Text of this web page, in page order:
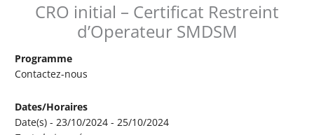
CRO initial – Certificat Restreint
d’Operateur SMDSM
Programme
Contactez-nous
Dates/Horaires
Date(s) - 23/10/2024 - 25/10/2024